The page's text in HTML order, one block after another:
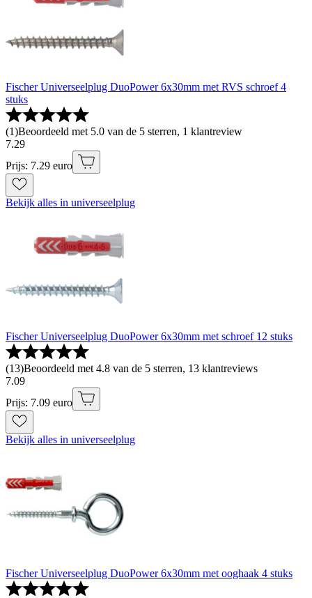
Fischer Universeelplug DuoPower 6x30mm met RVS schroef 4
stuks
(1)Beoordeeld met 5.0 van de 5 sterren, 1 klantreview
7.29
Prijs: 7.29 euro
Bekijk alles in universeelplug
Fischer Universeelplug DuoPower 6x30mm met schroef 12 stuks
(13)Beoordeeld met 4.8 van de 5 sterren, 13 klantreviews
7.09
Prijs: 7.09 euro
Bekijk alles in universeelplug
Fischer Universeelplug DuoPower 6x30mm met ooghaak 4 stuks